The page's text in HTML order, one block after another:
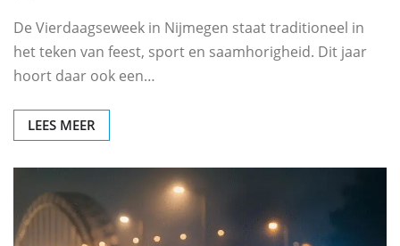
De Vierdaagseweek in Nijmegen staat traditioneel in
het teken van feest, sport en saamhorigheid. Dit jaar
hoort daar ook een…
LEES MEER